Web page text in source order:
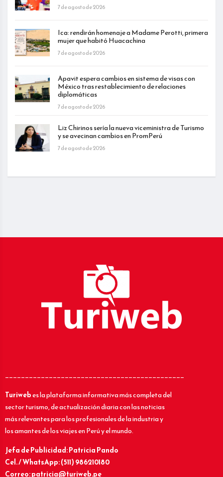
7 de agosto de 2026
Ica: rendirán homenaje a Madame Perotti, primera
mujer que habitó Huacachina
7 de agosto de 2026
Apavit espera cambios en sistema de visas con
México tras restablecimiento de relaciones
diplomáticas
7 de agosto de 2026
Liz Chirinos sería la nueva viceministra de Turismo
y se avecinan cambios en PromPerú
7 de agosto de 2026
_____________________________________________
Turiwebes la plataforma informativa más completa del
sector turismo, de actualización diaria con las noticias
más relevantes para los profesionales de la industria y
los amantes de los viajes en Perú y el mundo.
Jefa de Publicidad: Patricia Pando
Cel. / WhatsApp: (511) 986210180
Correo: patricia@turiweb.pe